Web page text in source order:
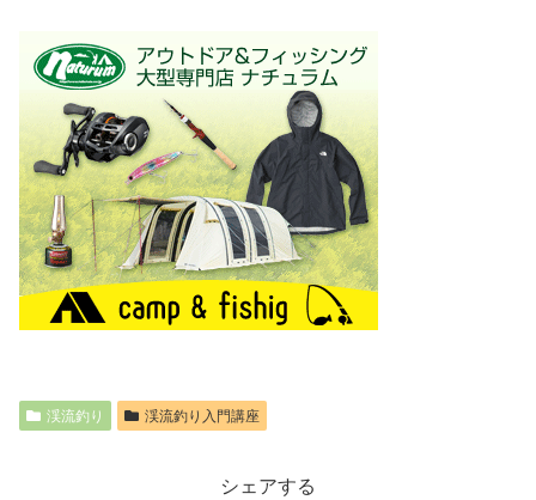
渓流釣り 渓流釣り入門講座
シェアする